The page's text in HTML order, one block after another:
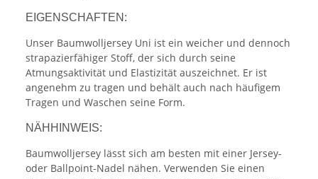
EIGENSCHAFTEN:
Unser Baumwolljersey Uni ist ein weicher und dennoch
strapazierfähiger Stoff, der sich durch seine
Atmungsaktivität und Elastizität auszeichnet. Er ist
angenehm zu tragen und behält auch nach häufigem
Tragen und Waschen seine Form.
NÄHHINWEIS:
Baumwolljersey lässt sich am besten mit einer Jersey-
oder Ballpoint-Nadel nähen. Verwenden Sie einen